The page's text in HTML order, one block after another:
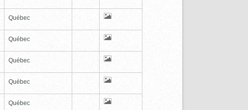
Québec
Québec
Québec
Québec
Québec